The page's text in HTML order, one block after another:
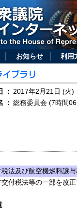
お知らせ 利用
： 2017年2月21日 (火)
： 総務委員会 (7時間
税法及び航空機燃料譲
交付税法等の一部を改